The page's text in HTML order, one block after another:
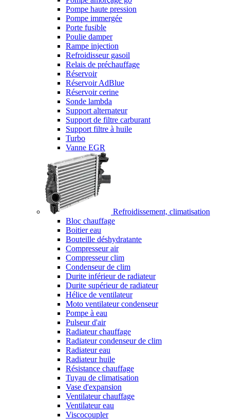
Pompe haute pression
Pompe immergée
Porte fusible
Poulie damper
Rampe injection
Refroidisseur gasoil
Relais de préchauffage
Réservoir
Réservoir AdBlue
Réservoir cerine
Sonde lambda
Support alternateur
Support de filtre carburant
Support filtre à huile
Turbo
Vanne EGR
Refroidissement, climatisation
Bloc chauffage
Boitier eau
Bouteille déshydratante
Compresseur air
Compresseur clim
Condenseur de clim
Durite inférieur de radiateur
Durite supérieur de radiateur
Hélice de ventilateur
Moto ventilateur condenseur
Pompe à eau
Pulseur d'air
Radiateur chauffage
Radiateur condenseur de clim
Radiateur eau
Radiateur huile
Résistance chauffage
Tuyau de climatisation
Vase d'expansion
Ventilateur chauffage
Ventilateur eau
Viscocoupler